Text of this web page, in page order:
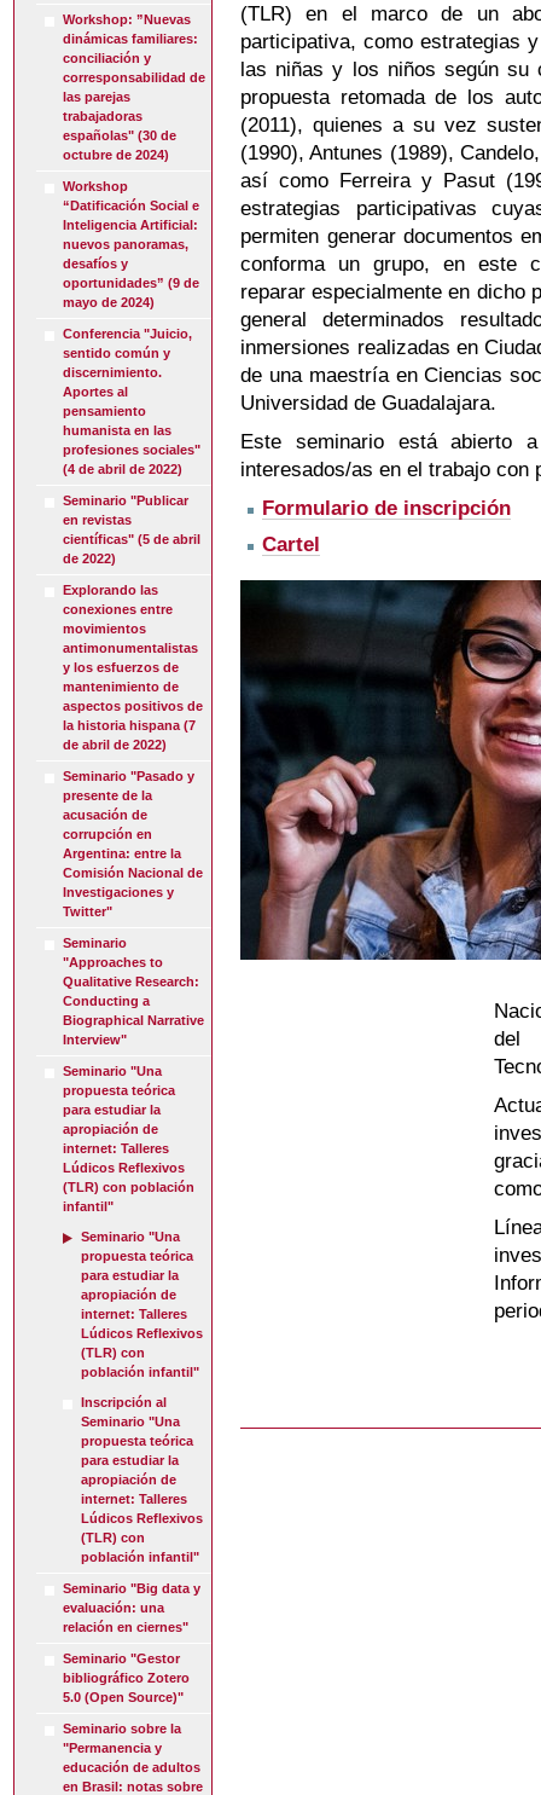
Workshop: ”Nuevas
dinámicas familiares:
conciliación y
corresponsabilidad de
las parejas
trabajadoras
españolas" (30 de
octubre de 2024)
Workshop
“Datificación Social e
Inteligencia Artificial:
nuevos panoramas,
desafíos y
oportunidades” (9 de
mayo de 2024)
Conferencia "Juicio,
sentido común y
discernimiento.
Aportes al
pensamiento
humanista en las
profesiones sociales"
(4 de abril de 2022)
Seminario "Publicar
en revistas
científicas" (5 de abril
de 2022)
Explorando las
conexiones entre
movimientos
antimonumentalistas
y los esfuerzos de
mantenimiento de
aspectos positivos de
la historia hispana (7
de abril de 2022)
Seminario "Pasado y
presente de la
acusación de
corrupción en
Argentina: entre la
Comisión Nacional de
Investigaciones y
Twitter"
Seminario
"Approaches to
Qualitative Research:
Conducting a
Biographical Narrative
Interview"
Seminario "Una
propuesta teórica
para estudiar la
apropiación de
internet: Talleres
Lúdicos Reflexivos
(TLR) con población
infantil"
Seminario "Una
propuesta teórica
para estudiar la
apropiación de
internet: Talleres
Lúdicos Reflexivos
(TLR) con
población infantil"
Inscripción al
Seminario "Una
propuesta teórica
para estudiar la
apropiación de
internet: Talleres
Lúdicos Reflexivos
(TLR) con
población infantil"
Seminario "Big data y
evaluación: una
relación en ciernes"
Seminario "Gestor
bibliográfico Zotero
5.0 (Open Source)"
Seminario sobre la
"Permanencia y
educación de adultos
en Brasil: notas sobre
(TLR) en el marco de un
participativa, como estrategias
las niñas y los niños según su
propuesta retomada de los
(2011), quienes a su vez
(1990), Antunes (1989),
así como Ferreira y Pasut
estrategias participativas
permiten generar documentos
conforma un grupo, en este
reparar especialmente en dicho
general determinados
inmersiones realizadas en
de una maestría en Ciencias
Universidad de Guadalajara.
Este seminario está abierto
interesados/as en el trabajo con
Formulario de inscripción
Cartel
del